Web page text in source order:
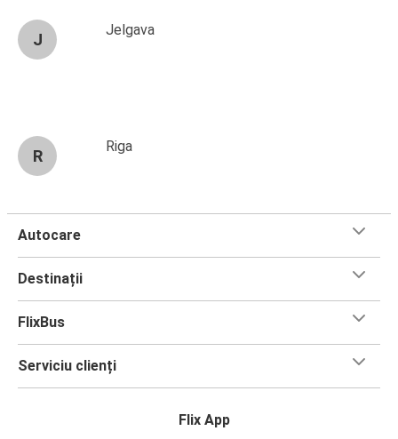
J
Jelgava
R
Riga
Autocare
Destinații
FlixBus
Serviciu clienți
Flix App